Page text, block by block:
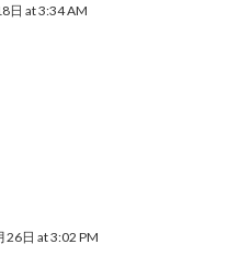
日 at 3:34 AM
日 at 3:02 PM